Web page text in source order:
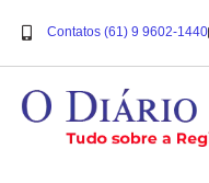
Contatos (61) 9 9602-1440